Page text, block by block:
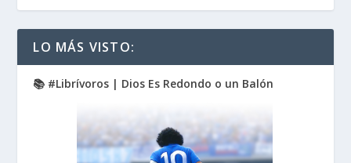
LO MÁS VISTO:
📚 #Librívoros | Dios Es Redondo o un Balón